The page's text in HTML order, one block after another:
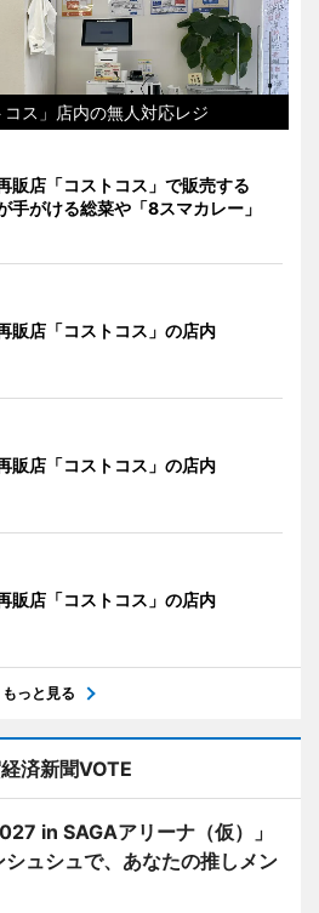
ス」店内の無人対応レジ
販店「コストコス」で販売する
手がける総菜や「8スマカレー」
販店「コストコス」の店内
販店「コストコス」の店内
販店「コストコス」の店内
もっと見る
済新聞VOTE
in SAGAアリーナ（仮）」
ュシュで、あなたの推しメン